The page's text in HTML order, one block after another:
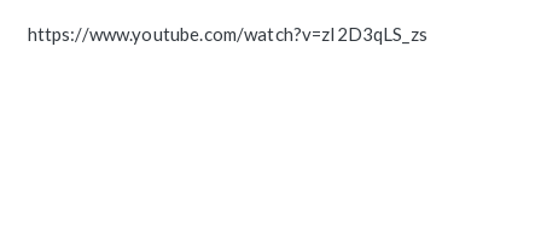
https://www.youtube.com/watch?v=zI2D3qLS_zs